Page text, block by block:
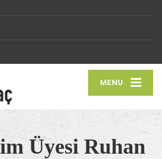
MENU
Üyesi Ruhan